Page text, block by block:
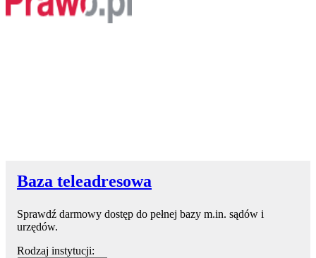
Baza teleadresowa
Sprawdź darmowy dostęp do pełnej bazy m.in. sądów i
urzędów.
Rodzaj instytucji: